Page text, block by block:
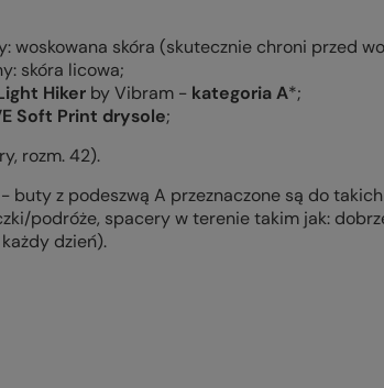
woskowana skóra (skutecznie chroni przed
skóra licowa;
Hiker by Vibram - kategoria A*;
Soft Print drysole;
rozm. 42).
- buty z podeszwą A przeznaczone są do
podróże, spacery w terenie takim jak:
dzień).